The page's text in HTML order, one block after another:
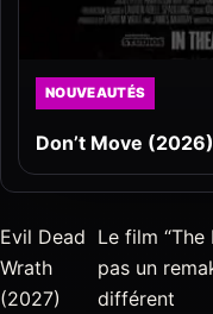
NOUVEAUTÉS
Don’t Move (2026)
Evil Dead
Wrath
(2027)
Le film “The
pas un
différent